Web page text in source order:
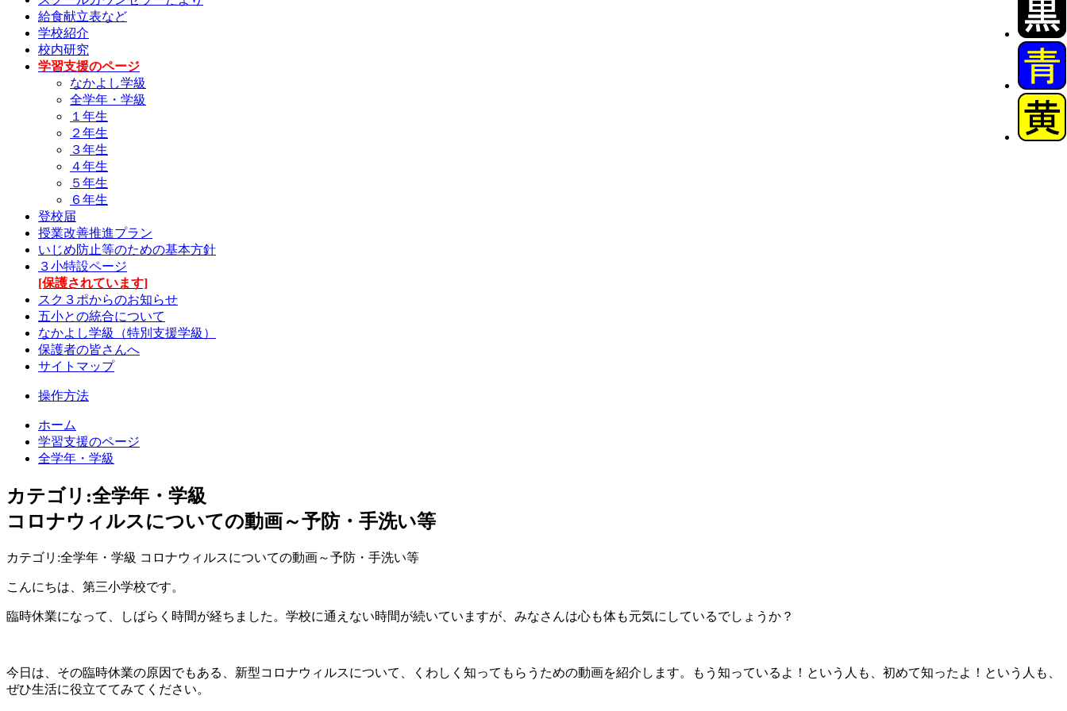
給食献立表など
学校紹介
校内研究
学習支援のページ
なかよし学級
全学年・学級
１年生
２年生
３年生
４年生
５年生
６年生
登校届
授業改善推進プラン
いじめ防止等のための基本方針
３小特設ページ
[保護されています]
スク３ポからのお知らせ
五小との統合について
なかよし学級（特別支援学級）
保護者の皆さんへ
サイトマップ
操作方法
ホーム
学習支援のページ
全学年・学級
カテゴリ:全学年・学級
コロナウィルスについての動画～予防・手洗い等
カテゴリ:全学年・学級 コロナウィルスについての動画～予防・手洗い等
こんにちは、第三小学校です。
臨時休業になって、しばらく時間が経ちました。学校に通えない時間が続いていますが、みなさんは心も体も元気にしているでしょうか？
今日は、その臨時休業の原因でもある、新型コロナウィルスについて、くわしく知ってもらうための動画を紹介します。もう知っているよ！という人も、初めて知ったよ！という人も、
ぜひ生活に役立ててみてください。